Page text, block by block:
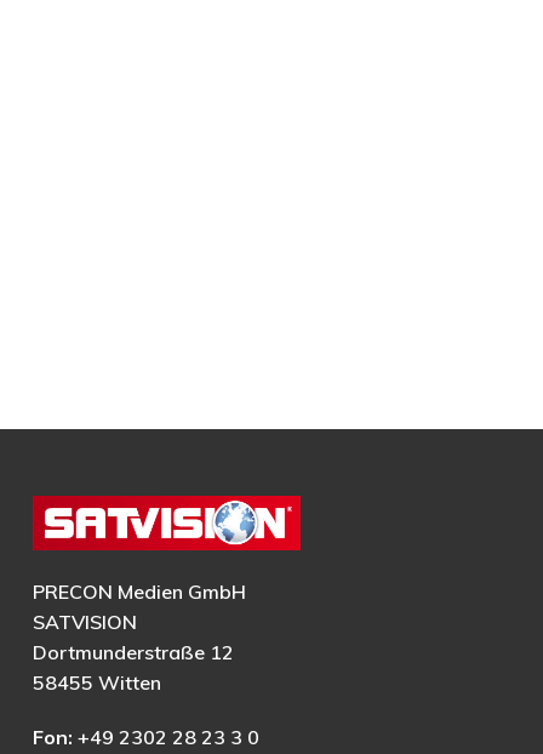
PRECON Medien GmbH
SATVISION
Dortmunderstraße 12
58455 Witten
Fon: +49 2302 28 23 3 0